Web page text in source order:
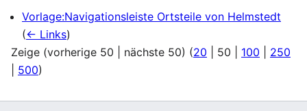
Vorlage:Navigationsleiste Ortsteile von Helmstedt
(← Links)
Zeige (vorherige 50 nächste 50) (20 50 100
250
500)